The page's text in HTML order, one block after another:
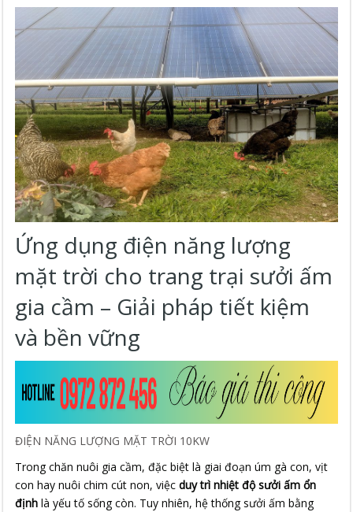
Ứng dụng điện năng lượng
mặt trời cho trang trại sưởi ấm
gia cầm – Giải pháp tiết kiệm
và bền vững
ĐIỆN NĂNG LƯỢNG MẶT TRỜI 10KW
Trong chăn nuôi gia cầm, đặc biệt là giai đoạn úm gà con, vịt
con hay nuôi chim cút non, việcduy trì nhiệt độ sưởi ấm ổn
định là yếu tố sống còn. Tuy nhiên, hệ thống sưởi ấm bằng